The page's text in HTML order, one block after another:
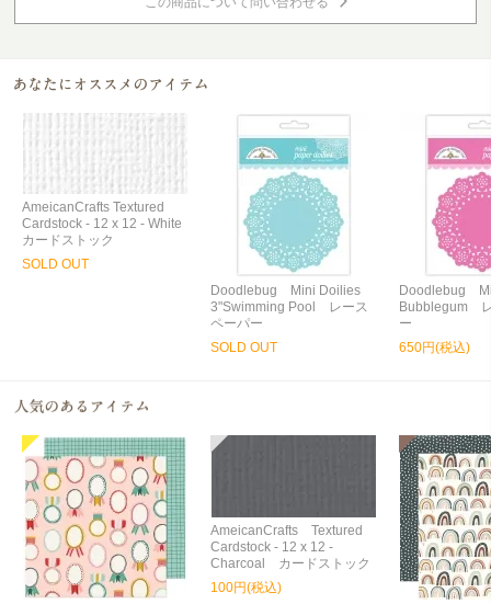
AmeicanCrafts Textured
Cardstock - 12 x 12 - White
カードストック
SOLD OUT
Doodlebug Mini Doilies
3"Swimming Pool レース
ペーパー
SOLD OUT
Doodlebug
Bubblegum
ー
650円(税込)
AmeicanCrafts Textured
Cardstock - 12 x 12 -
Charcoal カードストック
100円(税込)